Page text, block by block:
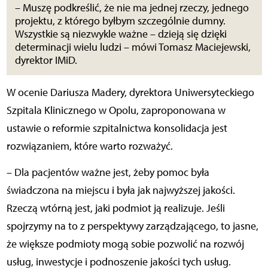
– Muszę podkreślić, że nie ma jednej rzeczy, jednego
projektu, z którego byłbym szczególnie dumny.
Wszystkie są niezwykle ważne – dzieją się dzięki
determinacji wielu ludzi – mówi Tomasz Maciejewski,
dyrektor IMiD.
W ocenie Dariusza Madery, dyrektora Uniwersyteckiego
Szpitala Klinicznego w Opolu, zaproponowana w
ustawie o reformie szpitalnictwa konsolidacja jest
rozwiązaniem, które warto rozważyć.
– Dla pacjentów ważne jest, żeby pomoc była
świadczona na miejscu i była jak najwyższej jakości.
Rzeczą wtórną jest, jaki podmiot ją realizuje. Jeśli
spojrzymy na to z perspektywy zarządzającego, to jasne,
że większe podmioty mogą sobie pozwolić na rozwój
usług, inwestycje i podnoszenie jakości tych usług.